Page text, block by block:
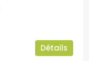
Détails